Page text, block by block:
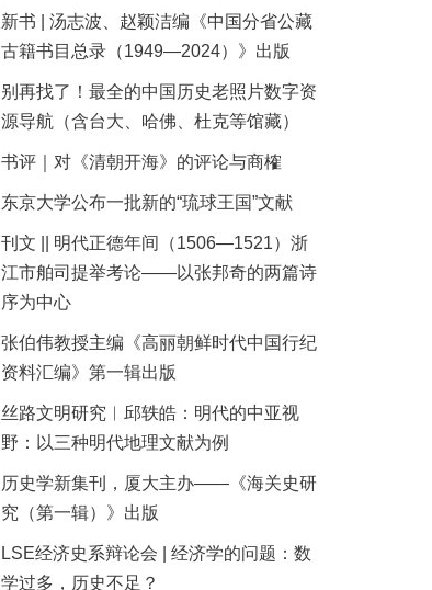
新书 | 汤志波、赵颖洁编《中国分省公藏
古籍书目总录（1949—2024）》出版
别再找了！最全的中国历史老照片数字资
源导航（含台大、哈佛、杜克等馆藏）
书评｜对《清朝开海》的评论与商榷
东京大学公布一批新的“琉球王国”文献
刊文 || 明代正德年间（1506—1521）浙
江市舶司提举考论——以张邦奇的两篇诗
序为中心
张伯伟教授主编《高丽朝鲜时代中国行纪
资料汇编》第一辑出版
丝路文明研究︱邱轶皓：明代的中亚视
野：以三种明代地理文献为例
历史学新集刊，厦大主办——《海关史研
究（第一辑）》出版
LSE经济史系辩论会 | 经济学的问题：数
学过多，历史不足？